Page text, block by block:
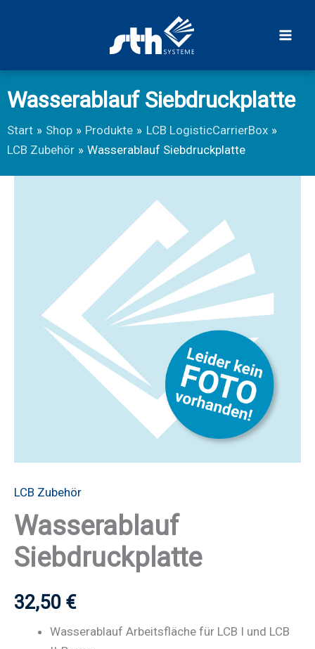
Wasserablauf Siebdruckplatte
Start Shop Produkte
LCB LogisticCarrierBox
LCB Zubehör
Wasserablauf Siebdruckplatte
LCB Zubehör
Wasserablauf
Siebdruckplatte
32,50 €
Wasserablauf Arbeitsfläche für LCB I und LCB